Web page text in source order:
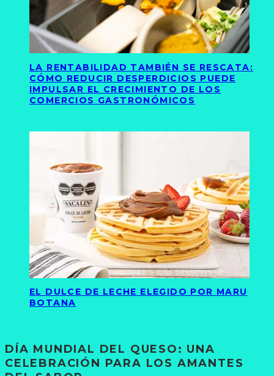
LA RENTABILIDAD TAMBIÉN SE RESCATA:
CÓMO REDUCIR DESPERDICIOS PUEDE
IMPULSAR EL CRECIMIENTO DE LOS
COMERCIOS GASTRONÓMICOS
EL DULCE DE LECHE ELEGIDO POR MARU
BOTANA
DÍA MUNDIAL DEL QUESO: UNA
CELEBRACIÓN PARA LOS AMANTES